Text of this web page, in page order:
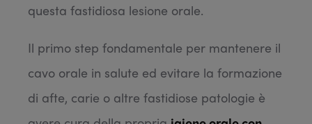
questa fastidiosa lesione orale.
Il primo step fondamentale per mantenere il
cavo orale in salute ed evitare la formazione
di afte, carie o altre fastidiose patologie è